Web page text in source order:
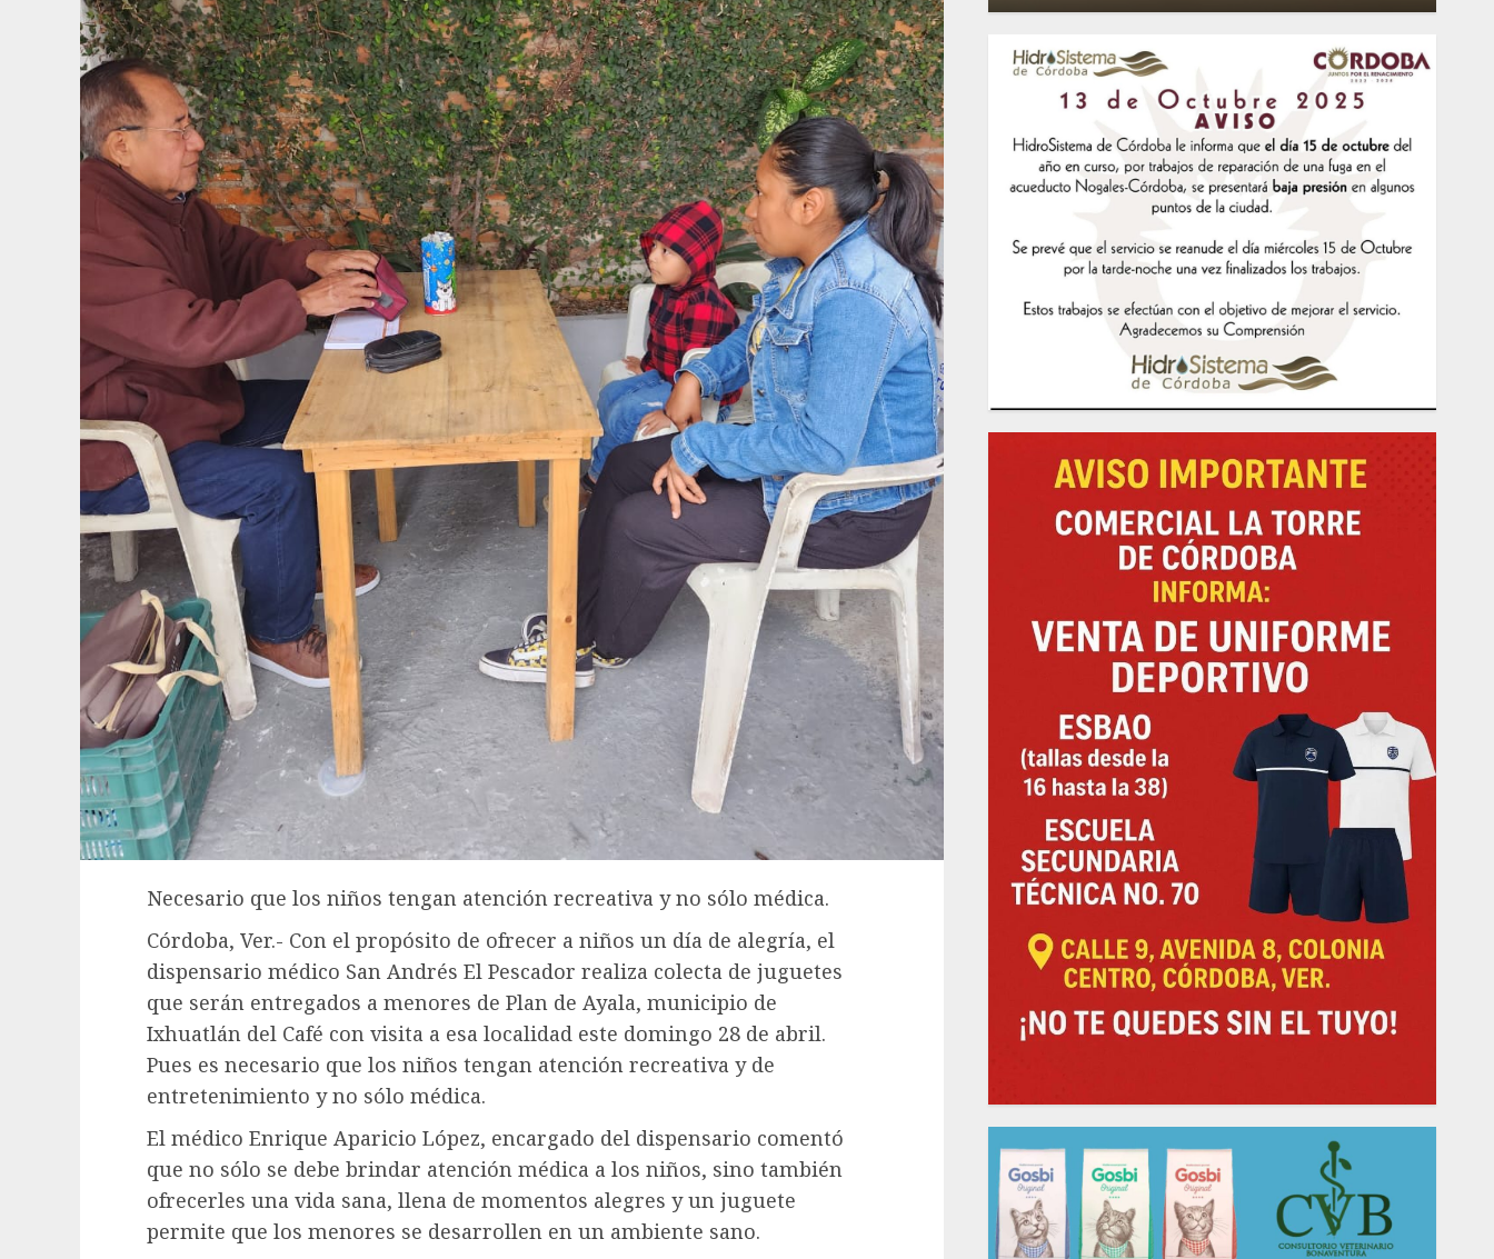
Necesario que los niños tengan atención recreativa y no sólo médica.
Córdoba, Ver.- Con el propósito de ofrecer a niños un día de alegría, el
dispensario médico San Andrés El Pescador realiza colecta de juguetes
que serán entregados a menores de Plan de Ayala, municipio de
Ixhuatlán del Café con visita a esa localidad este domingo 28 de abril.
Pues es necesario que los niños tengan atención recreativa y de
entretenimiento y no sólo médica.
El médico Enrique Aparicio López, encargado del dispensario comentó
que no sólo se debe brindar atención médica a los niños, sino también
ofrecerles una vida sana, llena de momentos alegres y un juguete
permite que los menores se desarrollen en un ambiente sano.